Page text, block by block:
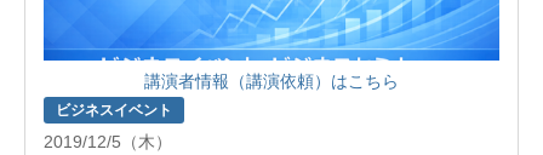
講演者情報（講演依頼）はこちら
ビジネスイベント
2019/12/5（木）